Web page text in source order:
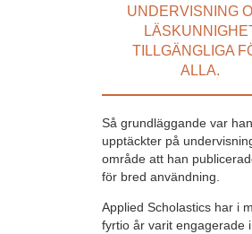
UNDERVISNING
TILLGÄNGLIGA
ALLA.
Så grundläggande var
upptäckter på
område att han
för bred användning.
Applied Scholastics har i
fyrtio år varit engagerade